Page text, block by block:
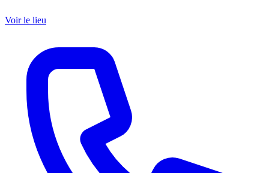
Voir le lieu